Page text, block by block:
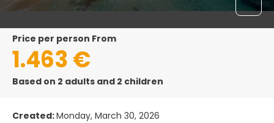
price per person From
1.463 €
Based on 2 adults and 2 children
Created:Monday, March 30, 2026